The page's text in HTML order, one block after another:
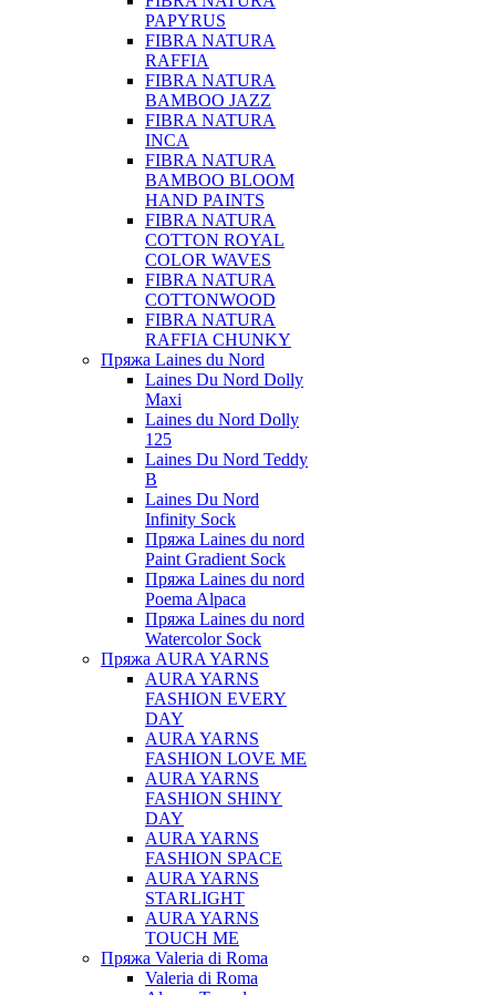
PAPYRUS
FIBRA NATURA
RAFFIA
FIBRA NATURA
BAMBOO JAZZ
FIBRA NATURA
INCA
FIBRA NATURA
BAMBOO BLOOM
HAND PAINTS
FIBRA NATURA
COTTON ROYAL
COLOR WAVES
FIBRA NATURA
COTTONWOOD
FIBRA NATURA
RAFFIA CHUNKY
Пряжа Laines du Nord
Laines Du Nord Dolly
Maxi
Laines du Nord Dolly
125
Laines Du Nord Teddy
B
Laines Du Nord
Infinity Sock
Пряжа Laines du nord
Paint Gradient Sock
Пряжа Laines du nord
Poema Alpaca
Пряжа Laines du nord
Watercolor Sock
Пряжа AURA YARNS
AURA YARNS
FASHION EVERY
DAY
AURA YARNS
FASHION LOVE ME
AURA YARNS
FASHION SHINY
DAY
AURA YARNS
FASHION SPACE
AURA YARNS
STARLIGHT
AURA YARNS
TOUCH ME
Пряжа Valeria di Roma
Valeria di Roma